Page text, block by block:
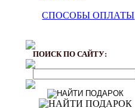
СПОСОБЫ ОПЛАТЫ
ПОИСК ПО САЙТУ: